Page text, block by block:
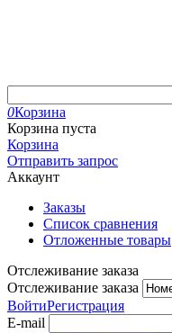
0Корзина
Корзина пуста
Корзина
Отправить запрос
Аккаунт
Заказы
Список сравнения
Отложенные товары
Отслеживание заказа
Отслеживание заказа
ВойтиРегистрация
E-mail